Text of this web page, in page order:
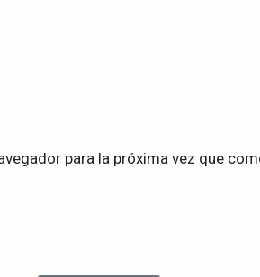
para la próxima vez que